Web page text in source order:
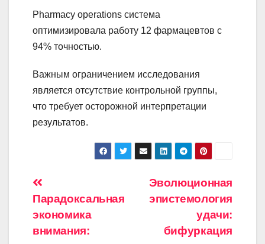
Pharmacy operations система
оптимизировала работу 12 фармацевтов с
94% точностью.
Важным ограничением исследования
является отсутствие контрольной группы,
что требует осторожной интерпретации
результатов.
Навигация
по
записям
Эволюционная
эпистемология
удачи:
бифуркация
Парадоксальная
экономика
внимания: